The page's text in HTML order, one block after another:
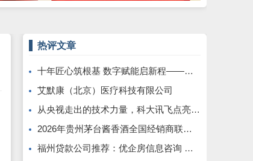
热评文章
十年匠心筑根基 数字赋能启新程——康飞丹士引领医疗服务生态升级
艾默康（北京）医疗科技有限公司
从央视走出的技术力量，科大讯飞点亮全球南方发展之路
2026年贵州茅台酱香酒全国经销商联谊会召开
福州贷款公司推荐：优企房信息咨询 —— 深耕本土、专业助贷，为企业个人破解资金困局